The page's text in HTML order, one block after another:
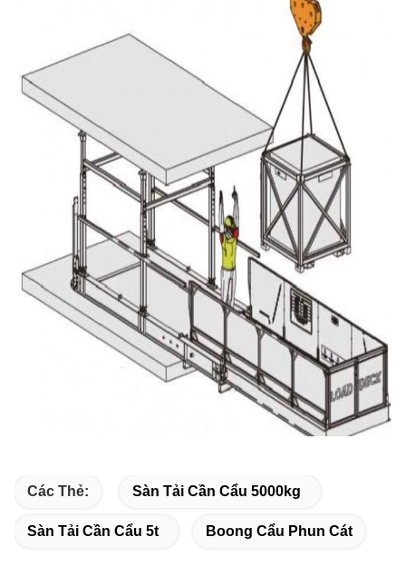
Các Thẻ: Sàn Tải Cần Cẩu 5000kg
Sàn Tải Cần Cẩu 5t Boong Cẩu Phun Cát